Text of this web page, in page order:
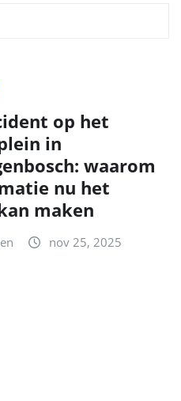
op het
in
waarom
nu het
maken
nov 25, 2025